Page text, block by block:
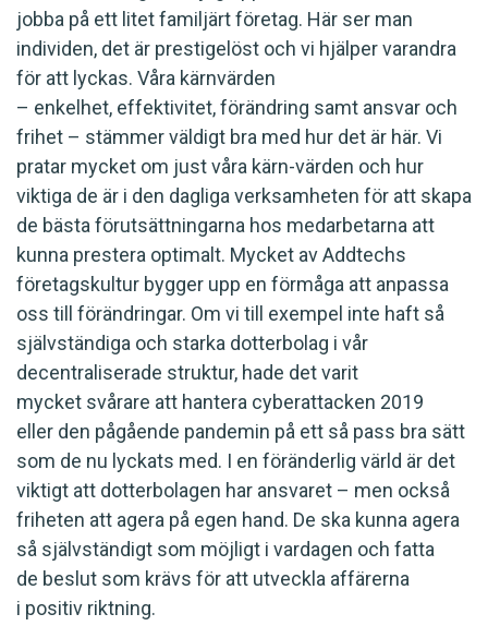
jobba på ett litet familjärt företag. Här ser man
individen, det är prestigelöst och vi hjälper varandra
för att lyckas. Våra kärnvärden
– enkelhet, effektivitet, förändring samt ansvar och
frihet – stämmer väldigt bra med hur det är här. Vi
pratar mycket om just våra kärn-värden och hur
viktiga de är i den dagliga verksamheten för att skapa
de bästa förutsättningarna hos medarbetarna att
kunna prestera optimalt. Mycket av Addtechs
företagskultur bygger upp en förmåga att anpassa
oss till förändringar. Om vi till exempel inte haft så
självständiga och starka dotterbolag i vår
decentraliserade struktur, hade det varit
mycket svårare att hantera cyberattacken 2019
eller den pågående pandemin på ett så pass bra sätt
som de nu lyckats med. I en föränderlig värld är det
viktigt att dotterbolagen har ansvaret – men också
friheten att agera på egen hand. De ska kunna agera
så självständigt som möjligt i vardagen och fatta
de beslut som krävs för att utveckla affärerna
i positiv riktning.